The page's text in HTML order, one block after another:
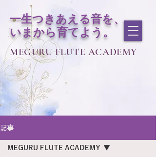
一生つきあえる音を、
いまから育てよう。
MEGURU FLUTE ACADEMY
記事
MEGURU FLUTE ACADEMY